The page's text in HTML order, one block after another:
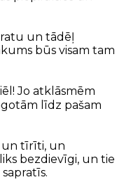
un tādēļ
būs visam tam
Jo atklāsmēm
līdz pašam
un tīrīti, un
bezdievīgi, un tie